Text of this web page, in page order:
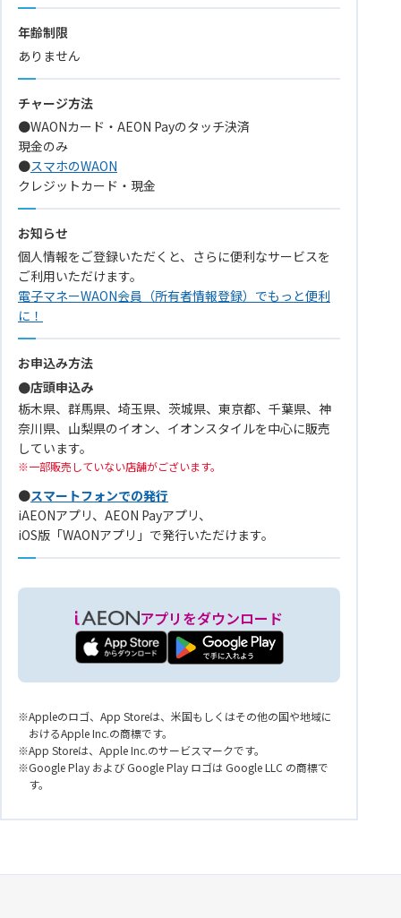
年齢制限
ありません
チャージ方法
●WAONカード・AEON Payのタッチ決済
現金のみ
●スマホのWAON
クレジットカード・現金
お知らせ
個人情報をご登録いただくと、さらに便利なサービスを
ご利用いただけます。
電子マネーWAON会員（所有者情報登録）でもっと便利
に！
お申込み方法
●店頭申込み
栃木県、群馬県、埼玉県、茨城県、東京都、千葉県、神
奈川県、山梨県のイオン、イオンスタイルを中心に販売
しています。
一部販売していない店舗がございます。
●スマートフォンでの発行
iAEONアプリ、AEON Payアプリ、
iOS版「WAONアプリ」で発行いただけます。
アプリをダウンロード
Appleのロゴ、App Storeは、米国もしくはその他の国や地域に
おけるApple Inc.の商標です。
App Storeは、Apple Inc.のサービスマークです。
Google Play および Google Play ロゴは Google LLC の商標で
す。